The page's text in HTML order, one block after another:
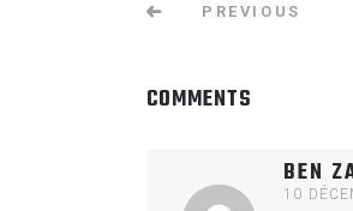
PREVIOUS
COMMENTS
BEN
10